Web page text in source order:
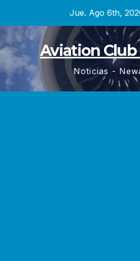
contenido
Jue. Ago 6th,
Aviation Club
Noticias -